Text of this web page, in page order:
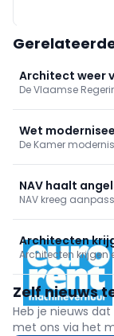
Architect weer
vergunning
De Vlaamse
behouden met
Wet
inspraak en
De Kamer
Verkiezingen dit
NAV haalt
NAV kreeg
hoofdelijke
Inwerkingtreding
Architecten
als
Architecten krijgen
tot het Vlaamse
snellere en
het dossier, loste
rechtstreekse
Zelf nieuws
Heb je nieuws
met ons via het